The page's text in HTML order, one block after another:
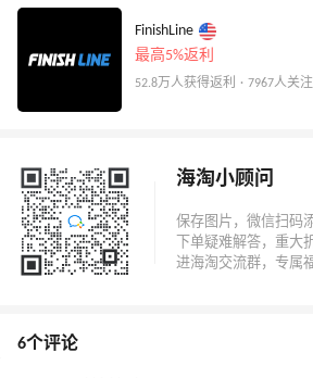
FinishLine
最高5%返利
52.8万人获得返利 · 7967人关注
海淘小顾问
6个评论